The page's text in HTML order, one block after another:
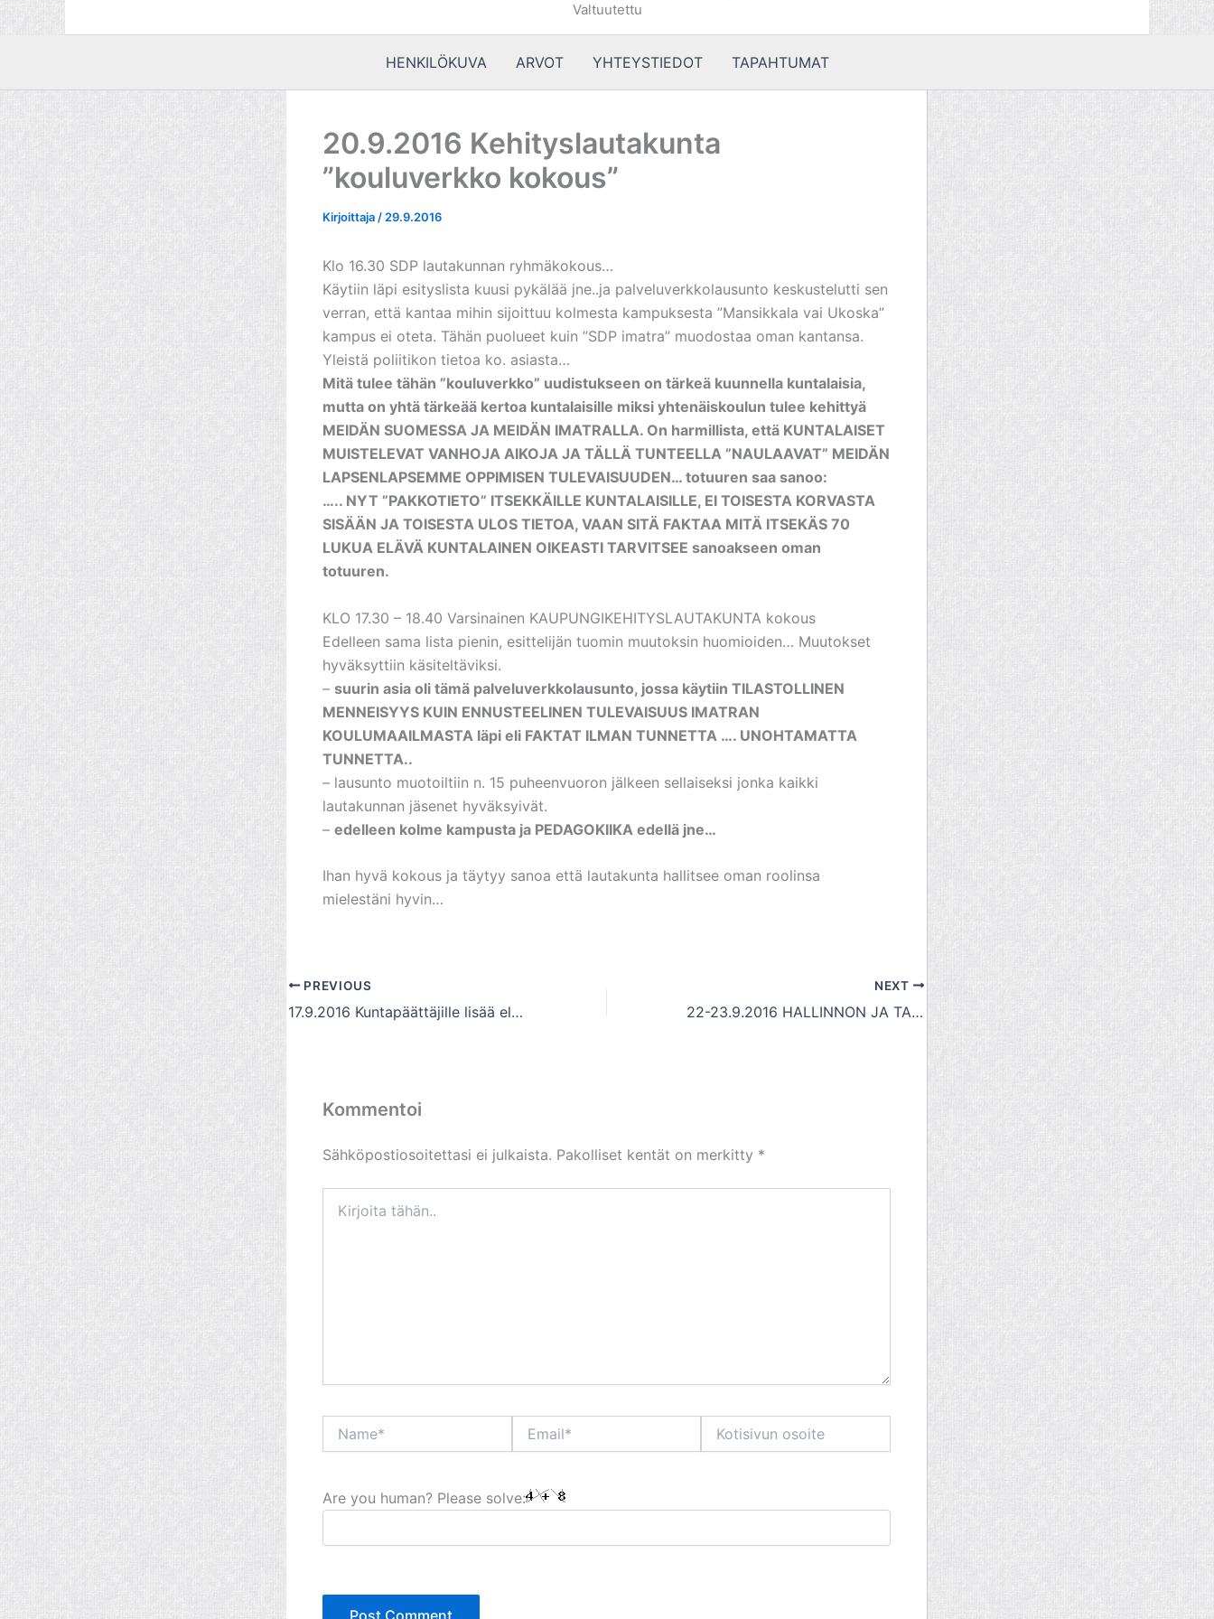
Valtuutettu
HENKILÖKUVA ARVOT YHTEYSTIEDOT TAPAHTUMAT
20.9.2016 Kehityslautakunta
”kouluverkko kokous”
Kirjoittaja / 29.9.2016
Klo 16.30 SDP lautakunnan ryhmäkokous…
Käytiin läpi esityslista kuusi pykälää jne..ja palveluverkkolausunto keskustelutti sen
verran, että kantaa mihin sijoittuu kolmesta kampuksesta ”Mansikkala vai Ukoska”
kampus ei oteta. Tähän puolueet kuin ”SDP imatra” muodostaa oman kantansa.
Yleistä poliitikon tietoa ko. asiasta…
Mitä tulee tähän ”kouluverkko” uudistukseen on tärkeä kuunnella kuntalaisia,
mutta on yhtä tärkeää kertoa kuntalaisille miksi yhtenäiskoulun tulee kehittyä
MEIDÄN SUOMESSA JA MEIDÄN IMATRALLA. On harmillista, että KUNTALAISET
MUISTELEVAT VANHOJA AIKOJA JA TÄLLÄ TUNTEELLA ”NAULAAVAT” MEIDÄN
LAPSENLAPSEMME OPPIMISEN TULEVAISUUDEN… totuuren saa sanoo:
….. NYT ”PAKKOTIETO” ITSEKKÄILLE KUNTALAISILLE, EI TOISESTA KORVASTA
SISÄÄN JA TOISESTA ULOS TIETOA, VAAN SITÄ FAKTAA MITÄ ITSEKÄS 70
LUKUA ELÄVÄ KUNTALAINEN OIKEASTI TARVITSEE sanoakseen oman
totuuren.
KLO 17.30 – 18.40 Varsinainen KAUPUNGIKEHITYSLAUTAKUNTA kokous
Edelleen sama lista pienin, esittelijän tuomin muutoksin huomioiden… Muutokset
hyväksyttiin käsiteltäviksi.
– suurin asia oli tämä palveluverkkolausunto, jossa käytiin TILASTOLLINEN
MENNEISYYS KUIN ENNUSTEELINEN TULEVAISUUS IMATRAN
KOULUMAAILMASTA läpi eli FAKTAT ILMAN TUNNETTA …. UNOHTAMATTA
TUNNETTA..
– lausunto muotoiltiin n. 15 puheenvuoron jälkeen sellaiseksi jonka kaikki
lautakunnan jäsenet hyväksyivät.
– edelleen kolme kampusta ja PEDAGOKIIKA edellä jne…
Ihan hyvä kokous ja täytyy sanoa että lautakunta hallitsee oman roolinsa
mielestäni hyvin…
PREVIOUS
17.9.2016 Kuntapäättäjille lisää elinvoimatehtäviä
NEXT
22-23.9.2016 HALLINNON JA TARKASTUSTOIMEN ”valtio, maakunta, kunta” SEMINAARI
Kommentoi
Sähköpostiosoitettasi ei julkaista. Pakolliset kentät on merkitty *
tähän..
osoite
Are you human? Please solve: